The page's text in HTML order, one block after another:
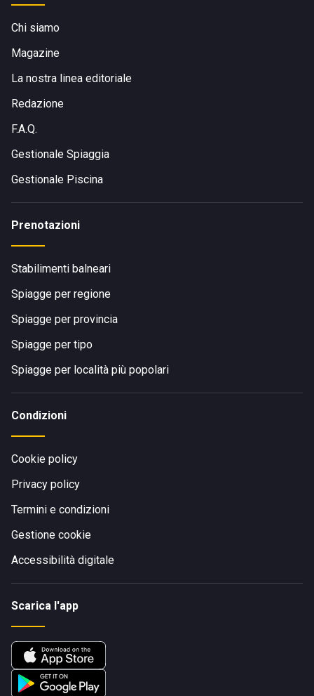
Chi siamo
Magazine
La nostra linea editoriale
Redazione
F.A.Q.
Gestionale Spiaggia
Gestionale Piscina
Prenotazioni
Stabilimenti balneari
Spiagge per regione
Spiagge per provincia
Spiagge per tipo
Spiagge per località più popolari
Condizioni
Cookie policy
Privacy policy
Termini e condizioni
Gestione cookie
Accessibilità digitale
Scarica l'app